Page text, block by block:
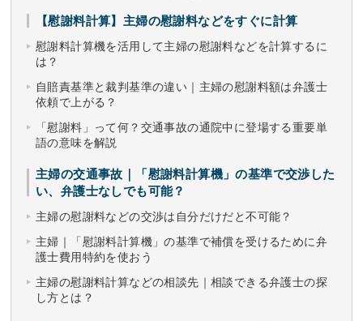
【慰謝料計算】主婦の慰謝料などをすぐに計算
慰謝料計算機を活用して主婦の慰謝料などを計算するに
は？
自賠責基準と裁判基準の違い｜主婦の慰謝料額は弁護士
依頼で上がる？
「慰謝料」って何？交通事故の通院中に登場する重要単
語の意味を解説
主婦の交通事故｜「慰謝料計算機」の基準で交渉した
い、弁護士なしでも可能？
主婦の慰謝料などの交渉は自分だけだと不可能？
主婦｜「慰謝料計算機」の基準で補償を受けるために弁
護士費用特約を使おう
主婦の慰謝料計算などの相談先｜相談できる弁護士の探
し方とは？